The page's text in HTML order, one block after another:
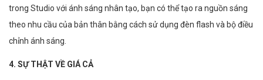
trong Studio với ánh sáng nhân tạo, bạn có thể tạo ra nguồn sáng
theo nhu cầu của bản thân bằng cách sử dụng đèn flash và bộ điều
chỉnh ánh sáng.
4. SỰ THẬT VỀ GIÁ CẢ